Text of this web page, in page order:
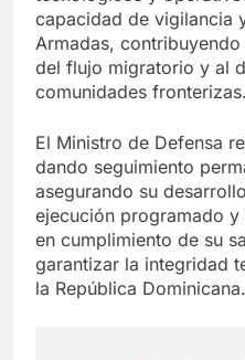
capacidad de vigilancia
Armadas,
del flujo migratorio y al
comunidades fronterizas.
El Ministro de Defensa
dando seguimiento
asegurando su
ejecución programado y
en cumplimiento de su
garantizar la integridad
la República Dominicana.